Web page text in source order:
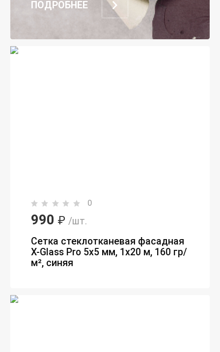
0
990 ₽ /шт.
Сетка стеклотканевая фасадная
X-Glass Pro 5х5 мм, 1х20 м, 160 гр/
м², синяя
ПОДРОБНЕЕ